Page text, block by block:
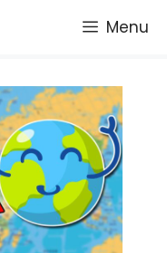
Menu